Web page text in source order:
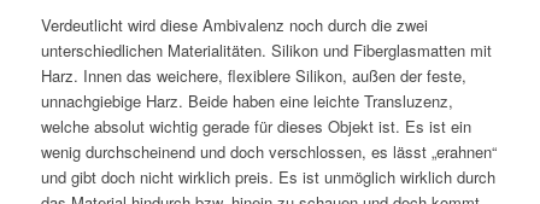
Verdeutlicht wird diese Ambivalenz noch durch die zwei
unterschiedlichen Materialitäten. Silikon und Fiberglasmatten mit
Harz. Innen das weichere, flexiblere Silikon, außen der feste,
unnachgiebige Harz. Beide haben eine leichte Transluzenz,
welche absolut wichtig gerade für dieses Objekt ist. Es ist ein
wenig durchscheinend und doch verschlossen, es lässt „erahnen“
und gibt doch nicht wirklich preis. Es ist unmöglich wirklich durch